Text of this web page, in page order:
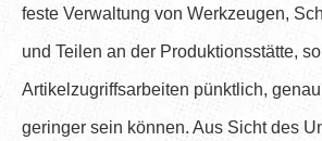
feste Verwaltung von Werkzeugen,
und Teilen an der Produktionsstätte,
Artikelzugriffsarbeiten pünktlich,
geringer sein können. Aus Sicht des